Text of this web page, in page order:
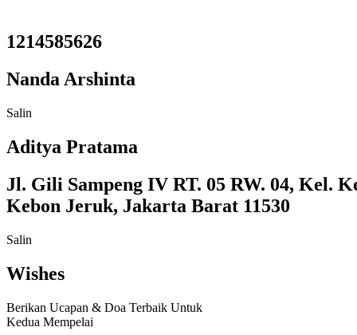
1214585626
Nanda Arshinta
Salin
Aditya Pratama
Jl. Gili Sampeng IV RT. 05 RW. 04, Kel.
Kebon Jeruk, Jakarta Barat 11530
Salin
Wishes
Berikan Ucapan & Doa Terbaik Untuk
Kedua Mempelai